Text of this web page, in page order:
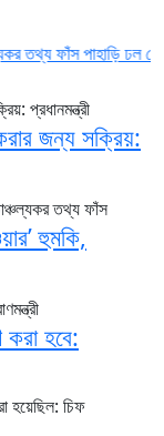
ঢল ঠেকাতে টেকসই
জন্য সক্রিয়:
হুমকি,
করা হবে: